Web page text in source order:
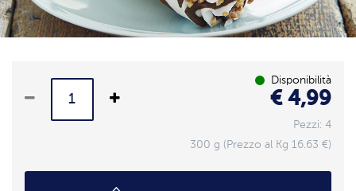
Disponibilità
€ 4,99
Pezzi: 4
300 g (Prezzo al Kg 16.63 €)